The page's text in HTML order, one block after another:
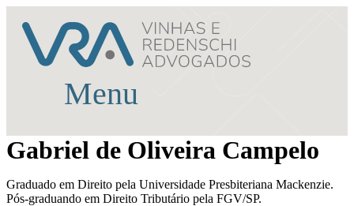
para
conteúdo
Menu
Gabriel de Oliveira Campelo
Graduado em Direito pela Universidade Presbiteriana Mackenzie.
Pós-graduando em Direito Tributário pela FGV/SP.